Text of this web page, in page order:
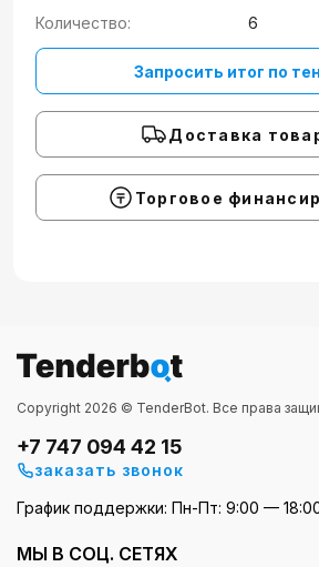
Количество:
6
Запросить итог по
Доставка
Торговое
Copyright 2026 © TenderBot. Все права
+7 747 094 42 15
заказать звонок
График поддержки: Пн-Пт: 9:00 —
МЫ В СОЦ. СЕТЯХ